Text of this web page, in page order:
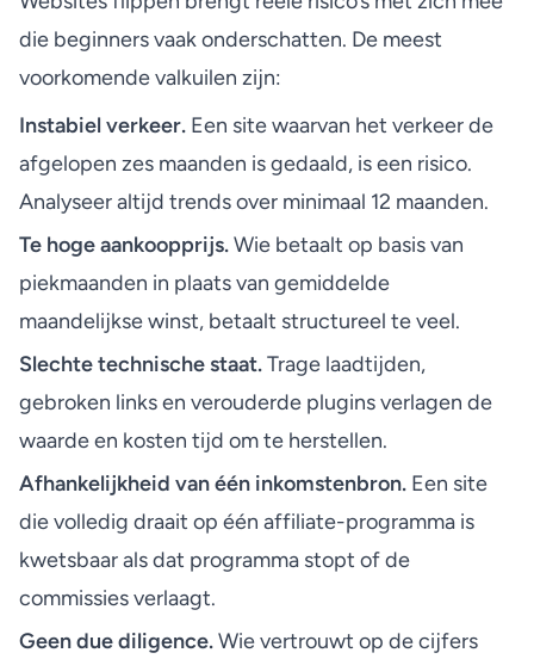
die beginners vaak onderschatten. De meest
voorkomende valkuilen zijn:
Instabiel verkeer. Een site waarvan het verkeer de
afgelopen zes maanden is gedaald, is een risico.
Analyseer altijd trends over minimaal 12 maanden.
Te hoge aankoopprijs.Wie betaalt op basis van
piekmaanden in plaats van gemiddelde
maandelijkse winst, betaalt structureel te veel.
Slechte technische staat.Trage laadtijden,
gebroken links en verouderde plugins verlagen de
waarde en kosten tijd om te herstellen.
Afhankelijkheid van één inkomstenbron. Een site
die volledig draait op één affiliate-programma is
kwetsbaar als dat programma stopt of de
commissies verlaagt.
Geen due diligence.Wie vertrouwt op de cijfers